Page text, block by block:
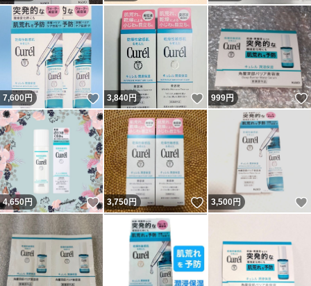
7,600円 いいね！
3,840 円 いいね！
999円
4,650円 いいね！
3,750円 いいね！
3,500円